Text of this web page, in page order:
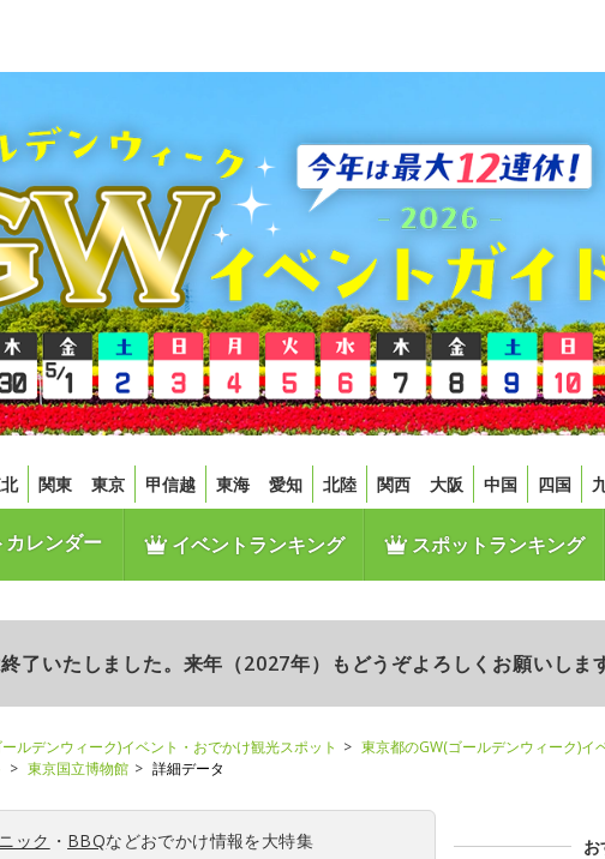
関東 東京 甲信越 東海 愛知 北陸 関西 大阪 中国 四国
レンダー イベントランキング スポットランキング
了いたしました。来年（2027年）もどうぞよろしくお願いしま
ルデンウィーク)イベント・おでかけ観光スポット
東京都のGW(ゴールデンウィーク)イ
東京国立博物館 詳細データ
ック ・ BBQなどおでかけ情報を大特集 お